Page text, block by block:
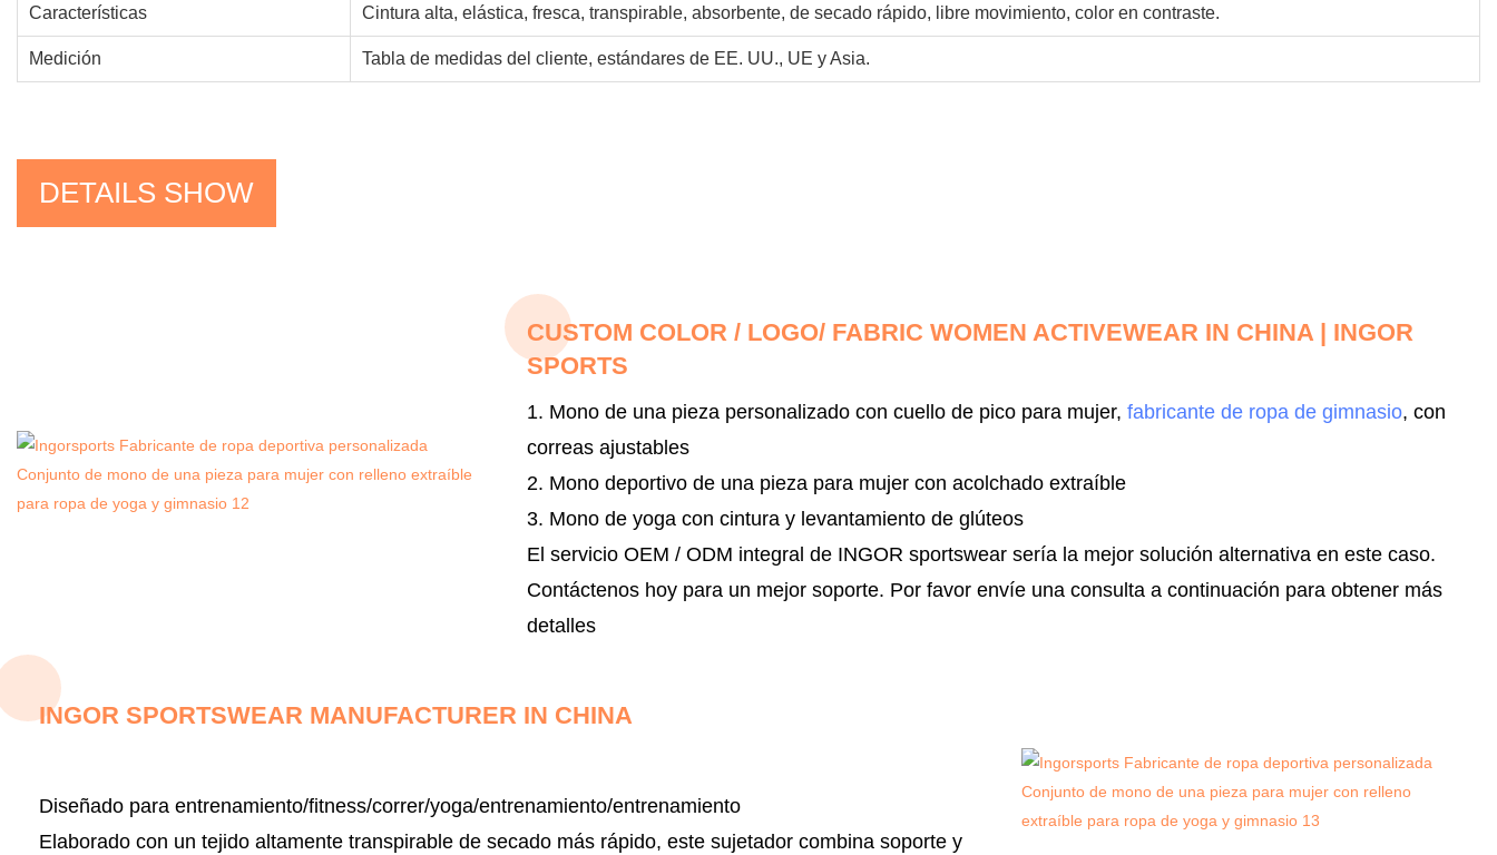
Características Cintura alta, elástica, fresca, transpirable, absorbente, de secado rápido, libre movimiento, color en contraste.
Medición Tabla de medidas del cliente, estándares de EE. UU., UE y Asia.
DETAILS SHOW
CUSTOM COLOR / LOGO/ FABRIC WOMEN ACTIVEWEAR IN CHINA | INGOR
SPORTS
1. Mono de una pieza personalizado con cuello de pico para mujer, fabricante de ropa de gimnasio, con
correas ajustables
2. Mono deportivo de una pieza para mujer con acolchado extraíble
3. Mono de yoga con cintura y levantamiento de glúteos
El servicio OEM / ODM integral de INGOR sportswear sería la mejor solución alternativa en este caso.
Contáctenos hoy para un mejor soporte. Por favor envíe una consulta a continuación para obtener más
detalles
INGOR SPORTSWEAR MANUFACTURER IN CHINA
Diseñado para entrenamiento/fitness/correr/yoga/entrenamiento/entrenamiento
Elaborado con un tejido altamente transpirable de secado más rápido, este sujetador combina soporte y